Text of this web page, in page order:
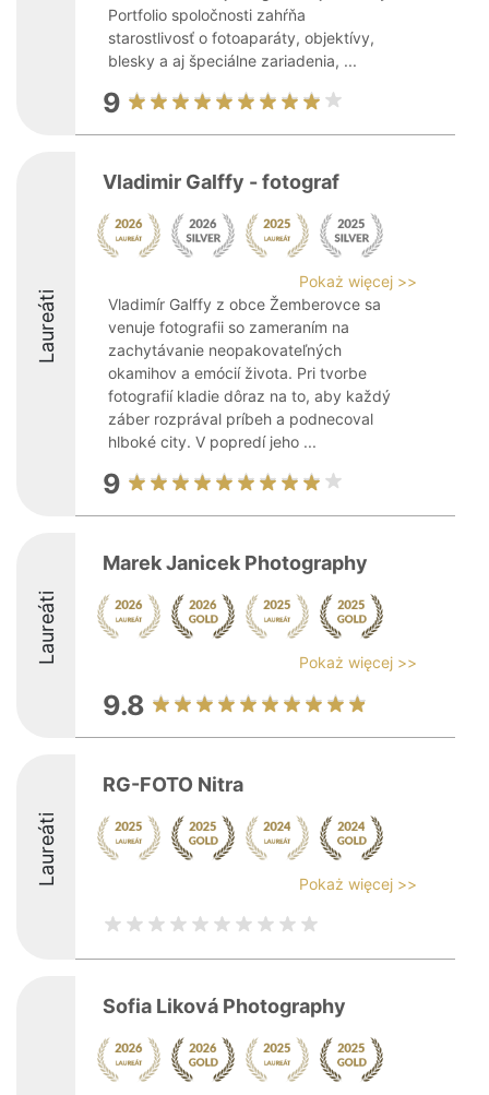
Portfolio spoločnosti zahŕňa
starostlivosť o fotoaparáty, objektívy,
blesky a aj špeciálne zariadenia, ...
9
Laureáti
Vladimir Galffy - fotograf
Pokaż więcej >>
Vladimír Galffy z obce Žemberovce sa
venuje fotografii so zameraním na
zachytávanie neopakovateľných
okamihov a emócií života. Pri tvorbe
fotografií kladie dôraz na to, aby každý
záber rozprával príbeh a podnecoval
hlboké city. V popredí jeho ...
9
Laureáti
Marek Janicek Photography
Pokaż więcej >>
9.8
Laureáti
RG-FOTO Nitra
Pokaż więcej >>
Sofia Liková Photography